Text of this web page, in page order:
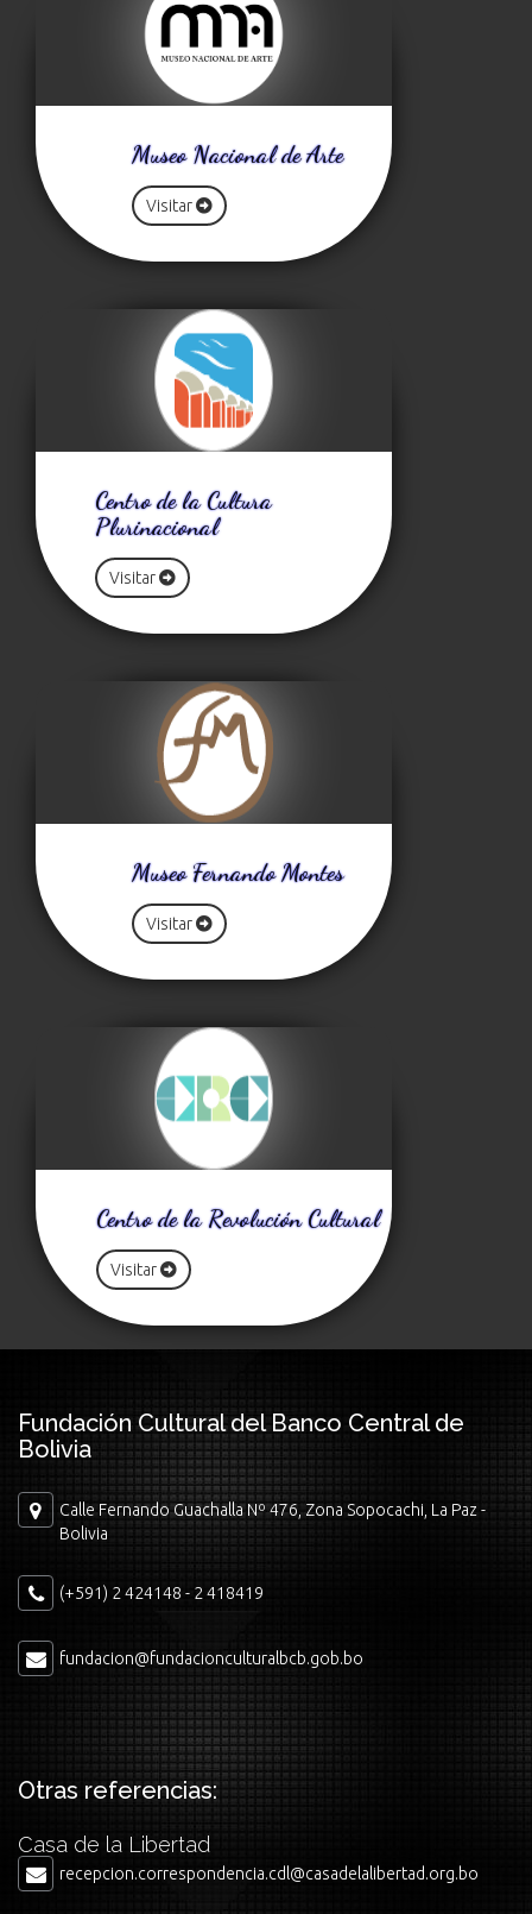
Museo Nacional de Arte
Visitar
Centro de la Cultura
Plurinacional
Visitar
Museo Fernando Montes
Visitar
Centro de la Revolución Cultural
Visitar
Fundación Cultural del Banco Central de
Bolivia
Calle Fernando Guachalla Nº 476, Zona Sopocachi, La Paz -
Bolivia
(+591) 2 424148 - 2 418419
fundacion@fundacionculturalbcb.gob.bo
Otras referencias:
Casa de la Libertad
recepcion.correspondencia.cdl@casadelalibertad.org.bo